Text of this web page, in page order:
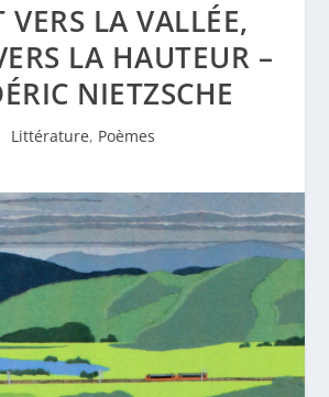
VERS LA VALLÉE,
LA HAUTEUR –
NIETZSCHE
Littérature, Poèmes